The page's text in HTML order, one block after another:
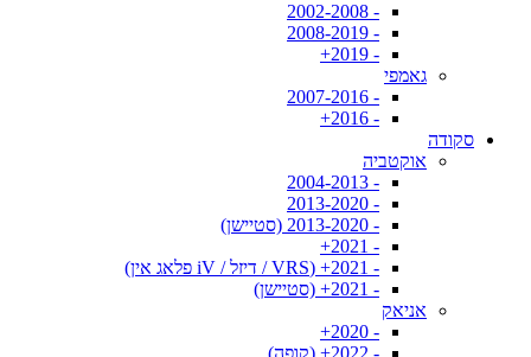
- 2002-2008
- 2008-2019
- 2019+
גאמפי
- 2007-2016
- 2016+
סקודה
אוקטביה
- 2004-2013
- 2013-2020
- 2013-2020 (סטיישן)
- 2021+
- 2021+ (VRS / דיזל / iV פלאג אין)
- 2021+ (סטיישן)
אניאק
- 2020+
- 2022+ (קופה)